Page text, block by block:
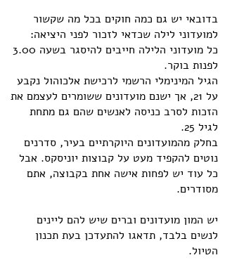
בדובאי יש גם כמה חוקים בכל מה שקשור
למועדוני לילה שכדאי לזכור לפני היציאה:
כל מועדוני הלילה חייבים להיסגר בשעה 3.00
לפנות בוקר.
הגיל המינימלי הרשמי לרכישת אלכוהול נקבע
על 21, אך ישנם מועדונים ששומרים לעצמם את
הזכות לסרב כניסה לאנשים שהם גם מתחת
לגיל 25.
בחלק מהמועדונים היוקרתיים בעיר, סדרנים
נוטים להקפיד מעט על קבוצות יוניסקס. אבל
כל עוד יש לפחות אישה אחת בקבוצה, אתם
מסודרים.
יש המון מועדונים וברים שיש להם ליינים
לנשים בלבד, תדאגו להתעדכן בעת תכנון
הטיול.